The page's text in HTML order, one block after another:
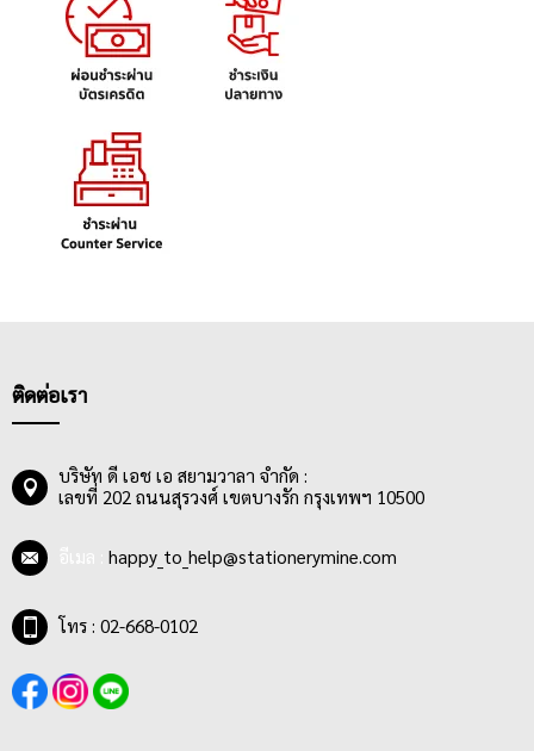
ติดต่อเรา
บริษัท ดี เอช เอ สยามวาลา จำกัด :
เลขที่ 202 ถนนสุรวงศ์ เขตบางรัก กรุงเทพฯ 10500
happy_to_help@stationerymine.com
โทร : 02-668-0102